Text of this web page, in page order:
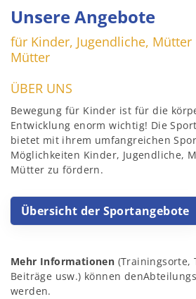
Unsere Angebote
für Kinder, Jugendliche,
Mütter
ÜBER UNS
Bewegung für Kinder ist für die
Entwicklung enorm wichtig! Die
bietet mit ihrem umfangreichen
Möglichkeiten Kinder, Jugendliche,
Mütter zu fördern.
Übersicht der Sportangebote
Mehr Informationen (Trainingsorte,
Beiträge usw.) können
werden.